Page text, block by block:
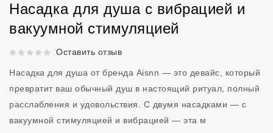
Насадка для душа с вибрацией и
вакуумной стимуляцией
Рейтинг 5 из 5.Оставить отзыв
Насадка для душа от бренда Aisnn — это девайс, который
превратит ваш обычный душ в настоящий ритуал, полный
расслабления и удовольствия. С двумя насадками — с
вакуумной стимуляцией и вибрацией — эта м